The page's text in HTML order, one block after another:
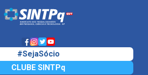
#SejaSócio
CLUBE SINTPq